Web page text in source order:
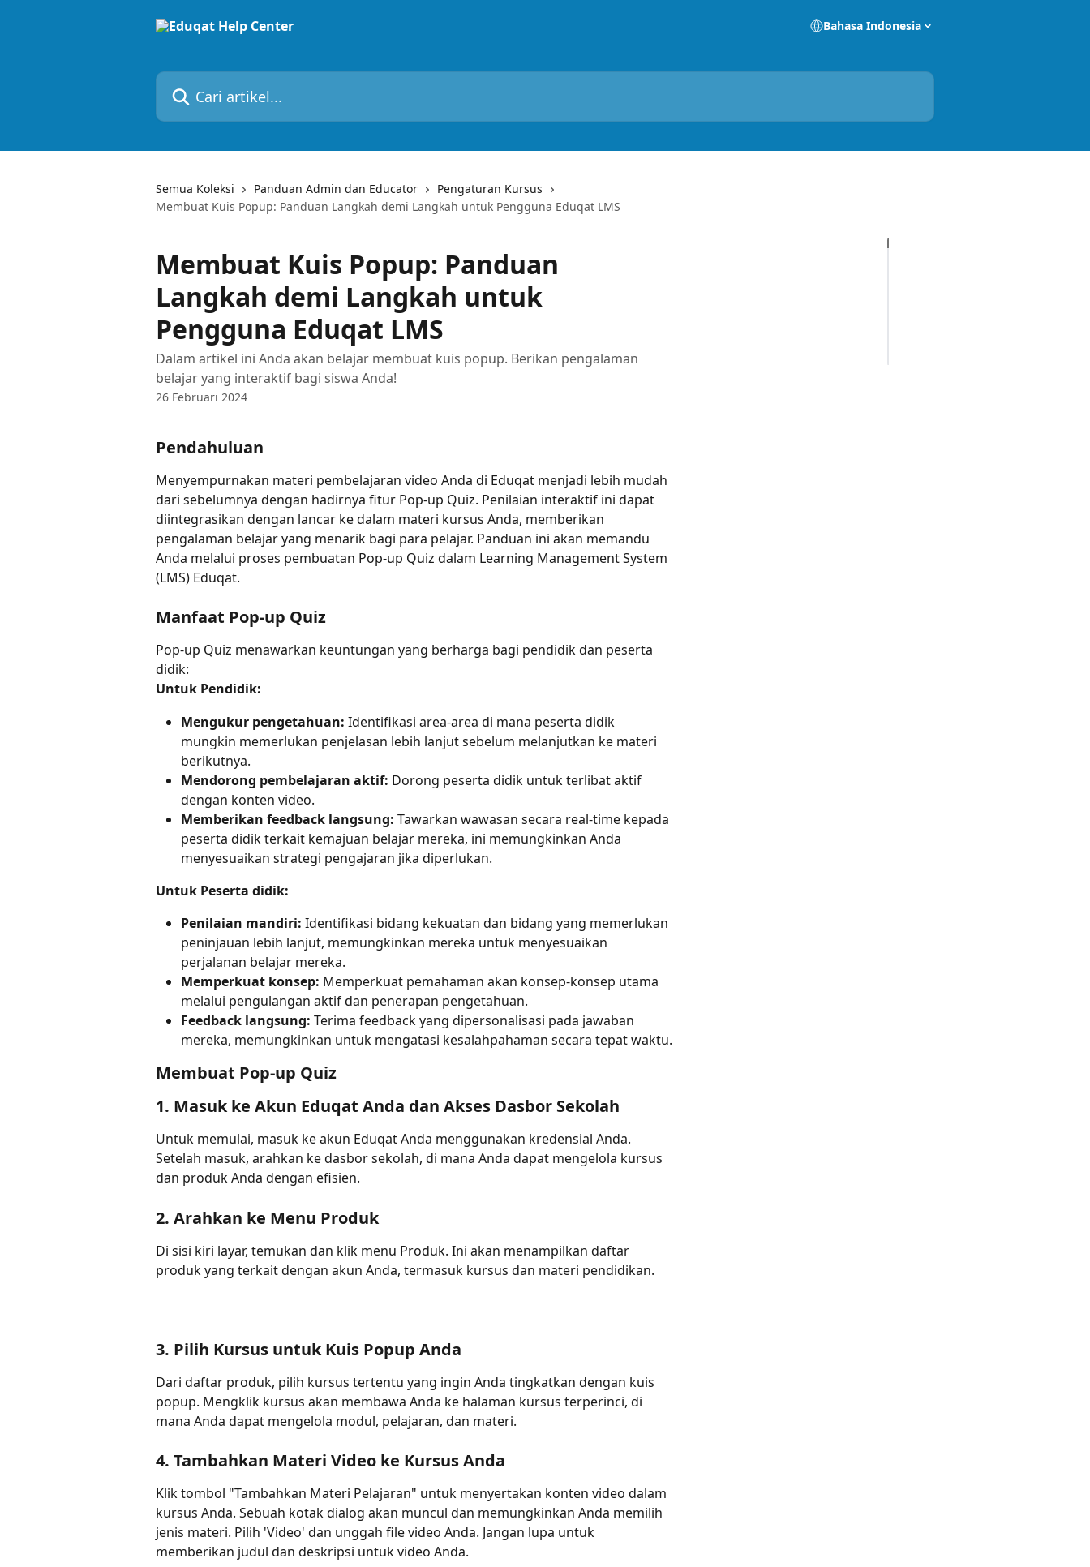
Bahasa Indonesia
Cari artikel...
Semua Koleksi Panduan Admin dan Educator
Pengaturan Kursus
Membuat Kuis Popup: Panduan Langkah demi Langkah untuk Pengguna Eduqat LMS
Membuat Kuis Popup: Panduan
Langkah demi Langkah untuk
Pengguna Eduqat LMS
Dalam artikel ini Anda akan belajar membuat kuis popup. Berikan pengalaman
belajar yang interaktif bagi siswa Anda!
26 Februari 2024
Pendahuluan
Menyempurnakan materi pembelajaran video Anda di Eduqat menjadi lebih mudah
dari sebelumnya dengan hadirnya fitur Pop-up Quiz. Penilaian interaktif ini dapat
diintegrasikan dengan lancar ke dalam materi kursus Anda, memberikan
pengalaman belajar yang menarik bagi para pelajar. Panduan ini akan memandu
Anda melalui proses pembuatan Pop-up Quiz dalam Learning Management System
(LMS) Eduqat.
Manfaat Pop-up Quiz
Pop-up Quiz menawarkan keuntungan yang berharga bagi pendidik dan peserta
didik:
Untuk Pendidik:
Mengukur pengetahuan: Identifikasi area-area di mana peserta didik
mungkin memerlukan penjelasan lebih lanjut sebelum melanjutkan ke materi
berikutnya.
Mendorong pembelajaran aktif: Dorong peserta didik untuk terlibat aktif
dengan konten video.
Memberikan feedback langsung: Tawarkan wawasan secara real-time kepada
peserta didik terkait kemajuan belajar mereka, ini memungkinkan Anda
menyesuaikan strategi pengajaran jika diperlukan.
Untuk Peserta didik:
Penilaian mandiri: Identifikasi bidang kekuatan dan bidang yang memerlukan
peninjauan lebih lanjut, memungkinkan mereka untuk menyesuaikan
perjalanan belajar mereka.
Memperkuat konsep: Memperkuat pemahaman akan konsep-konsep utama
melalui pengulangan aktif dan penerapan pengetahuan.
Feedback langsung: Terima feedback yang dipersonalisasi pada jawaban
mereka, memungkinkan untuk mengatasi kesalahpahaman secara tepat waktu.
Membuat Pop-up Quiz
1. Masuk ke Akun Eduqat Anda dan Akses Dasbor Sekolah
Untuk memulai, masuk ke akun Eduqat Anda menggunakan kredensial Anda.
Setelah masuk, arahkan ke dasbor sekolah, di mana Anda dapat mengelola kursus
dan produk Anda dengan efisien.
2. Arahkan ke Menu Produk
Di sisi kiri layar, temukan dan klik menu Produk. Ini akan menampilkan daftar
produk yang terkait dengan akun Anda, termasuk kursus dan materi pendidikan.
3. Pilih Kursus untuk Kuis Popup Anda
Dari daftar produk, pilih kursus tertentu yang ingin Anda tingkatkan dengan kuis
popup. Mengklik kursus akan membawa Anda ke halaman kursus terperinci, di
mana Anda dapat mengelola modul, pelajaran, dan materi.
4. Tambahkan Materi Video ke Kursus Anda
Klik tombol "Tambahkan Materi Pelajaran" untuk menyertakan konten video dalam
kursus Anda. Sebuah kotak dialog akan muncul dan memungkinkan Anda memilih
jenis materi. Pilih 'Video' dan unggah file video Anda. Jangan lupa untuk
memberikan judul dan deskripsi untuk video Anda.